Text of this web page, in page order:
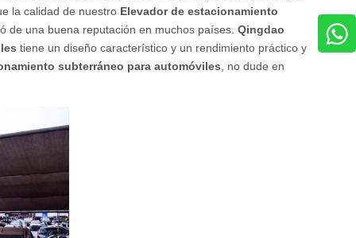
la calidad de nuestro Elevador de estacionamiento
de una buena reputación en muchos países. Qingdao
tiene un diseño característico y un rendimiento práctico y
subterráneo para automóviles , no dude en